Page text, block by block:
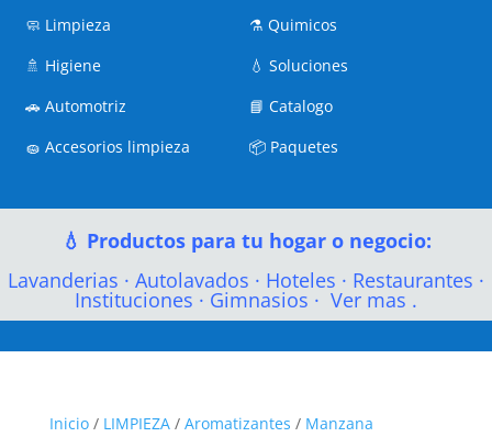
🧼 Limpieza
🚿 Higiene
🚗Automotriz
🧽Accesorios limpieza
⚗️Quimicos
💧Soluciones
📘Catalogo
📦 Paquetes
💧 Productos para tu hogar o negocio:
Lavanderias · Autolavados · Hoteles · Restaurantes ·
Instituciones · Gimnasios · Ver mas .
Inicio/ LIMPIEZA/ Aromatizantes / Manzana